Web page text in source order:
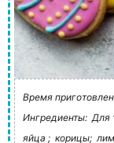
Время
Ингредиенты: Для
яйца ; корицы;